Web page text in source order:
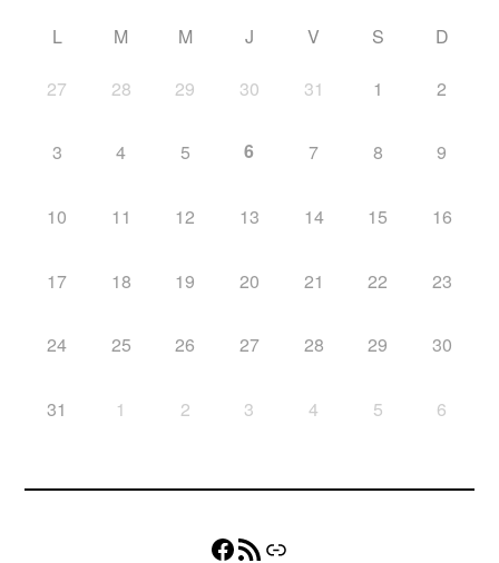
L M M J V S D
27 28 29 30 31 1 2
3 4 5 6 7 8 9
10 11 12 13 14 15 16
17 18 19 20 21 22 23
24 25 26 27 28 29 30
31 1 2 3 4 5 6
Facebook
Flux RSS Lien